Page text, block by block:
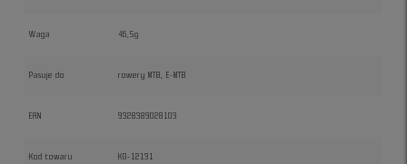
Waga 46,5g
Pasuje do rowery MTB, E-MTB
EAN 9328389028103
Kod towaru KG-12131